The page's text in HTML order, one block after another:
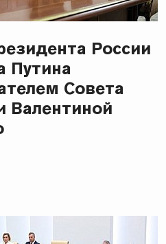
России
Путина
Совета
Валентиной